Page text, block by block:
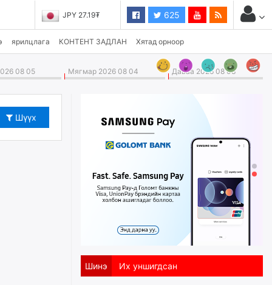
JPY 27.19₮ 625
ярилцлага КОНТЕНТ ЗАДЛАН Хятад орноор
08 05 Мягмар 2026 08 04 Даваа 2026 08 03
Шүүх
Шинэ Их уншигдсан